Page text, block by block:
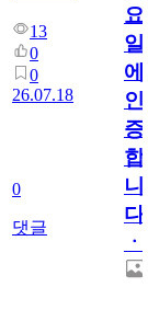
13
0
0
26.07.18
0
댓글
요
일
에
인
증
합
니
다
ㆍ